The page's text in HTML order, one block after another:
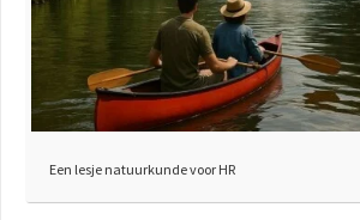
Een lesje natuurkunde voor HR